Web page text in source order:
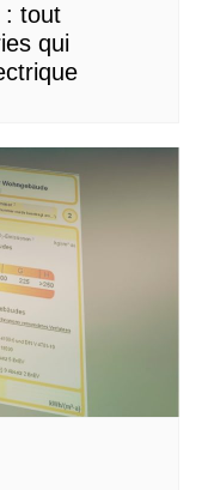
: tout
qui